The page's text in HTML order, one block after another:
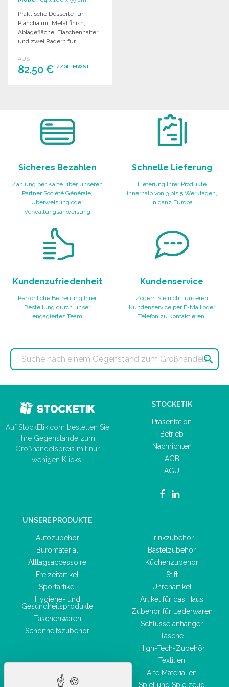
Praktische Desserte für
Plancha mit Metallfinish,
Ablagefläche, Flaschenhalter
und zwei Rädern für
100 x 59 x 84 cm.
AUS
82,50 € ZZGL. MWST.
Sicheres Bezahlen
Zahlung per Karte über unseren
Partner Société Générale,
Überweisung oder
Verwaltungsanweisung
Schnelle Lieferung
Lieferung Ihrer Produkte
innerhalb von 3 bis 5 Werktagen,
in ganz Europa
Kundenzufriedenheit
Persönliche Betreuung Ihrer
Bestellung durch unser
engagiertes Team
Kundenservice
Zögern Sie nicht, unseren
Kundenservice per E-Mail oder
Telefon zu kontaktieren.

Auf StockEtik.com bestellen Sie
Ihre Gegenstände zum
Großhandelspreis mit nur
wenigen Klicks!
STOCKETIK
Präsentation
Betrieb
Nachrichten
AGB
AGU
UNSERE PRODUKTE
Autozubehör
Büromaterial
Alltagsaccessoire
Freizeitartikel
Sportartikel
Hygiene- und
Gesundheitsprodukte
Taschenwaren
Schönheitszubehör
Trinkzubehör
Bastelzubehör
Küchenzubehör
Stift
Uhrenartikel
Artikel für das Haus
Zubehör für Lederwaren
Schlüsselanhänger
Tasche
High-Tech-Zubehör
Textilien
Alte Materialien
Spiel und Spielzeug